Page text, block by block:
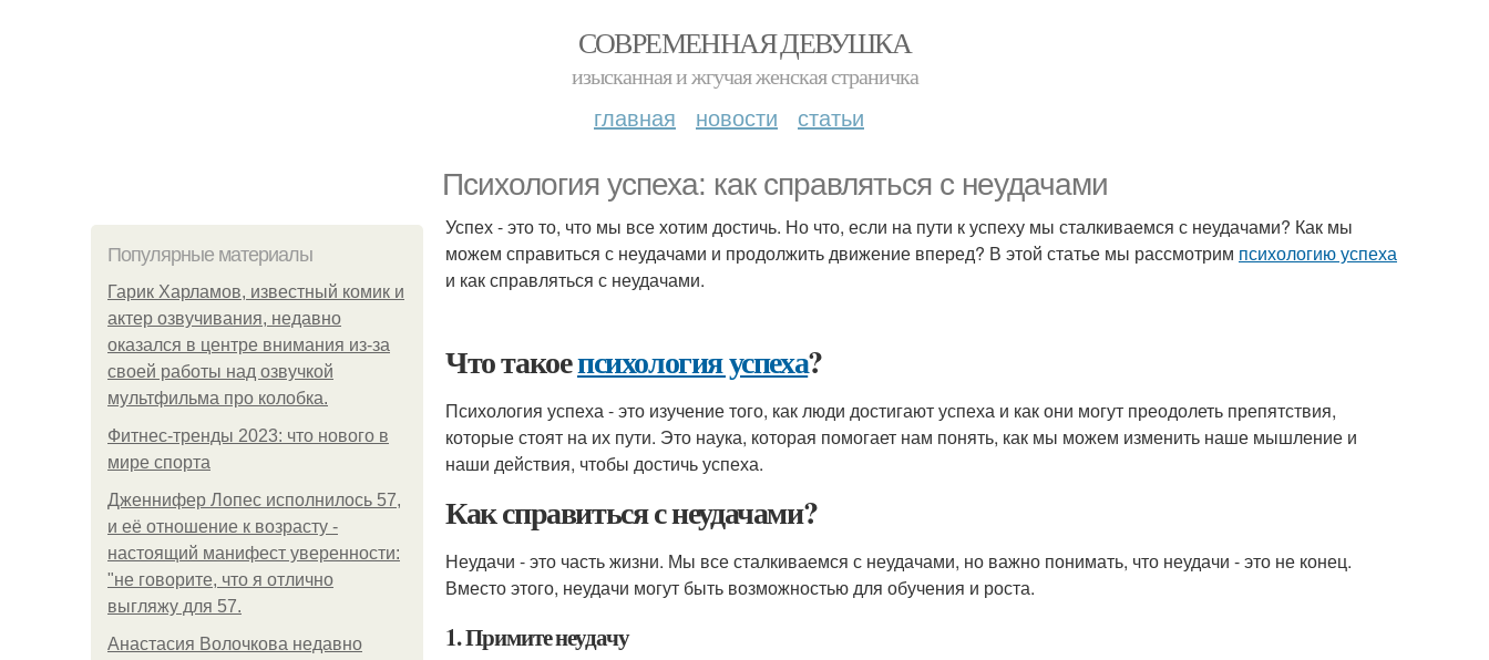
СОВРЕМЕННАЯ ДЕВУШКА
изысканная и жгучая женская страничка
главная новости статьи
Психология успеха: как справляться с неудачами
Популярные материалы
Гарик Харламов, известный комик и
актер озвучивания, недавно
оказался в центре внимания из-за
своей работы над озвучкой
мультфильма про колобка.
Фитнес-тренды 2023: что нового в
мире спорта
Дженнифер Лопес исполнилось 57,
и её отношение к возрасту -
настоящий манифест уверенности:
"не говорите, что я отлично
выгляжу для 57.
Анастасия Волочкова недавно
Успех - это то, что мы все хотим достичь. Но что, если на пути к успеху мы сталкиваемся с неудачами? Как мы
можем справиться с неудачами и продолжить движение вперед? В этой статье мы рассмотрим психологию успеха
и как справляться с неудачами.
Что такоепсихология успеха?
Психология успеха - это изучение того, как люди достигают успеха и как они могут преодолеть препятствия,
которые стоят на их пути. Это наука, которая помогает нам понять, как мы можем изменить наше мышление и
наши действия, чтобы достичь успеха.
Как справиться с неудачами?
Неудачи - это часть жизни. Мы все сталкиваемся с неудачами, но важно понимать, что неудачи - это не конец.
Вместо этого, неудачи могут быть возможностью для обучения и роста.
1. Примите неудачу